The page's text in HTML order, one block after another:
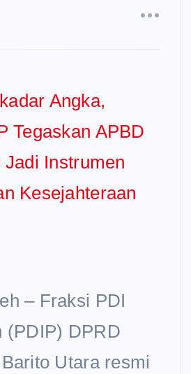
– Fraksi PDI
(PDIP) DPRD
Utara resmi